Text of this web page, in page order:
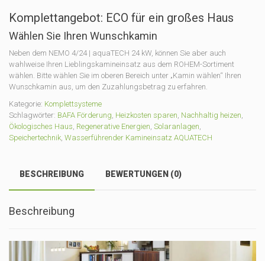
Komplettangebot: ECO für ein großes Haus
Wählen Sie Ihren Wunschkamin
Neben dem NEMO 4/24 | aquaTECH 24 kW, können Sie aber auch
wahlweise Ihren Lieblingskamineinsatz aus dem ROHEM-Sortiment
wählen. Bitte wählen Sie im oberen Bereich unter „Kamin wählen“ Ihren
Wunschkamin aus, um den Zuzahlungsbetrag zu erfahren.
Kategorie: Komplettsysteme
Schlagwörter: BAFA Förderung Heizkosten sparen Nachhaltig heizen
Ökologisches Haus Regenerative Energien Solaranlagen
Speichertechnik Wasserführender Kamineinsatz AQUATECH
BESCHREIBUNG BEWERTUNGEN (0)
Beschreibung